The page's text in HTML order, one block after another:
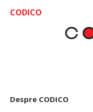
CODICO
Despre CODICO